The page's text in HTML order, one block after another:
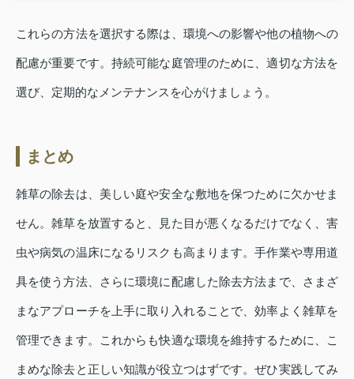
これらの方法を選択する際は、環境への影響や他の植物への
配慮が重要です。持続可能な庭管理のために、適切な方法を
選び、定期的なメンテナンスを心がけましょう。
まとめ
雑草の除去は、美しい庭や安全な敷地を保つために欠かせま
せん。雑草を放置すると、見た目が悪くなるだけでなく、害
虫や病気の温床になるリスクも高まります。手作業や専用道
具を使う方法、さらに環境に配慮した除去方法まで、さまざ
まなアプローチを上手に取り入れることで、効率よく雑草を
管理できます。これからも快適な環境を維持するために、こ
まめな除去と正しい知識が役立つはずです。ぜひ実践してみ